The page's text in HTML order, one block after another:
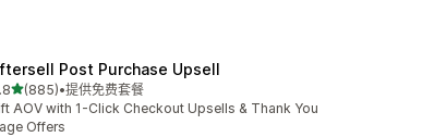
Post Purchase Upsell
星（满分 5 星）
(885)
共 885 条评论
•提供免费套餐
AOV with 1-Click Checkout Upsells & Thank You
Offers